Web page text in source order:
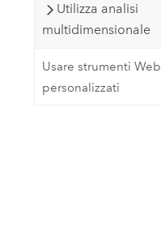
Utilizza analisi
multidimensionale
Usare strumenti Web
personalizzati